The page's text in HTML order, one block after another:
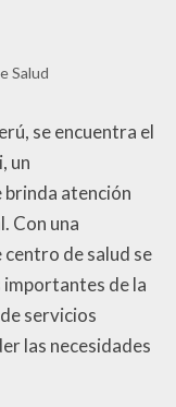
Salud
se encuentra el
un
brinda atención
Con una
de salud se
importantes de la
servicios
las necesidades